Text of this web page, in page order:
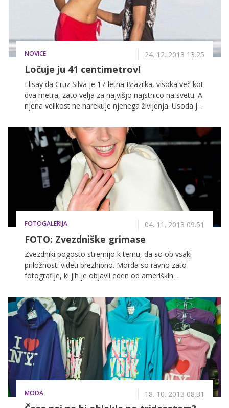
NOVICE 24. 12. 2013 13.25
Ločuje ju 41 centimetrov!
Elisay da Cruz Silva je 17-letna Brazilka, visoka več kot
dva metra, zato velja za najvišjo najstnico na svetu. A
njena velikost ne narekuje njenega življenja. Usoda jo
Carvalhom, ki v višino meri le 165 centimetrov. A
njune ljubezni to ne ovira. Preberite ganljivo
ljubezensko zgodbo.
FOTOGALERIJA 04. 11. 2013 09.51
FOTO: Zvezdniške grimase
Zvezdniki pogosto stremijo k temu, da so ob vsaki
priložnosti videti brezhibno. Morda so ravno zato
fotografije, ki jih je objavil eden od ameriških
namreč priljubljeni igralci in pevci ujeti v trenutkih, ki ji
verjetno niso ravno najbolj v ponos. Poglejte!
MODA 18. 10. 2013 08.31